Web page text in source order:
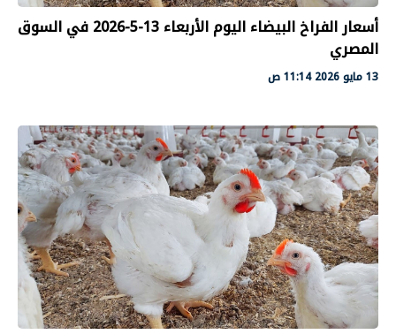
أسعار الفراخ البيضاء اليوم الأربعاء 13-5-2026 في السوق
المصري
13 مايو 2026 11:14 ص